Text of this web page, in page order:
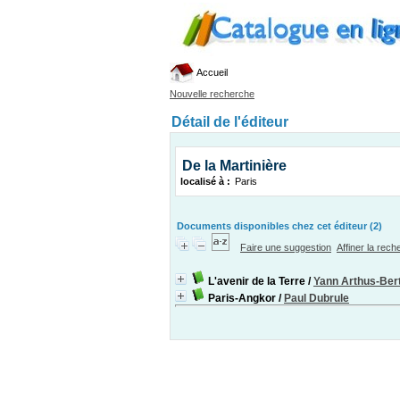
Accueil
Nouvelle recherche
Détail de l'éditeur
De la Martinière
localisé à : Paris
Documents disponibles chez cet éditeur (2)
Faire une suggestion Affiner la
L'avenir de la Terre /Yann Arthus-
Paris-Angkor / Paul Dubrule